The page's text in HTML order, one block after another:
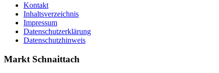
Kontakt
Inhaltsverzeichnis
Impressum
Datenschutzerklärung
Datenschutzhinweis
Markt Schnaittach